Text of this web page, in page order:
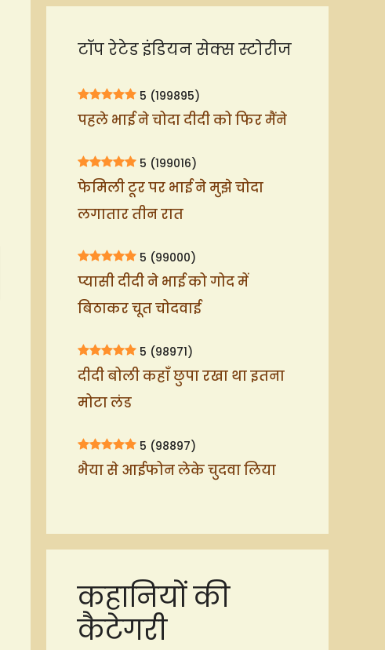
टॉप रेटेड इंडियन सेक्स स्टोरीज
5 (199895)
पहले भाई ने चोदा दीदी को फिर मैंने
5 (199016)
फेमिली टूर पर भाई ने मुझे चोदा
लगातार तीन रात
5 (99000)
प्यासी दीदी ने भाई को गोद में
बिठाकर चूत चोदवाई
5 (98971)
दीदी बोली कहाँ छुपा रखा था इतना
मोटा लंड
5 (98897)
भैया से आईफोन लेके चुदवा लिया
कहानियों की
कैटेगरी